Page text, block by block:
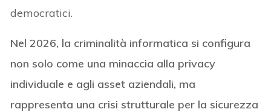
democratici.
Nel 2026, la criminalità informatica si configura
non solo come una minaccia alla privacy
individuale e agli asset aziendali, ma
rappresenta una crisi strutturale per la sicurezza